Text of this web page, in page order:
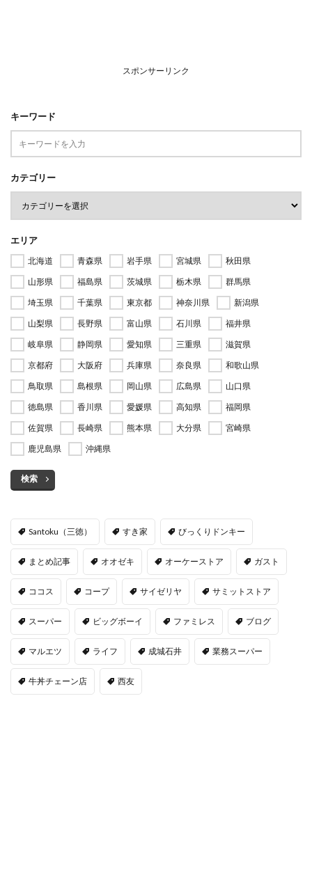
スポンサーリンク
キーワード
カテゴリー
エリア
北海道 青森県 岩手県 宮城県
秋田県
山形県
福島県 茨城県 栃木県
群馬県
埼玉県
千葉県 東京都 神奈川県
新潟県
山梨県
長野県 富山県 石川県
福井県
岐阜県
静岡県 愛知県 三重県
滋賀県
京都府
大阪府 兵庫県 奈良県
和歌山県
鳥取県
島根県 岡山県 広島県
山口県
徳島県
香川県 愛媛県 高知県
福岡県
佐賀県
長崎県 熊本県 大分県
宮崎県
鹿児島県
沖縄県
検索
Santoku（三徳） すき家 びっくりドンキー
まとめ記事 オオゼキ オーケーストア ガスト
ココス コープ サイゼリヤ サミットストア
スーパー ビッグボーイ ファミレス ブログ
マルエツ ライフ 成城石井 業務スーパー
牛丼チェーン店 西友